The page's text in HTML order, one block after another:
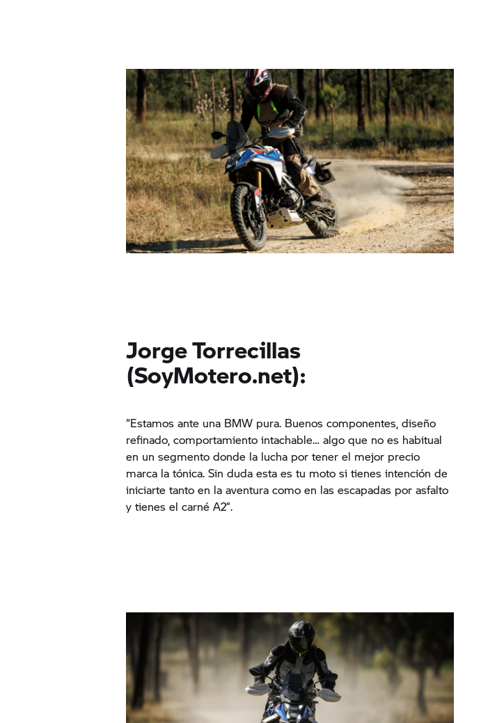
Jorge Torrecillas
(SoyMotero.net):
“Estamos ante una BMW pura. Buenos componentes, diseño
refinado, comportamiento intachable… algo que no es habitual
en un segmento donde la lucha por tener el mejor precio
marca la tónica. Sin duda esta es tu moto si tienes intención de
iniciarte tanto en la aventura como en las escapadas por asfalto
y tienes el carné A2”.